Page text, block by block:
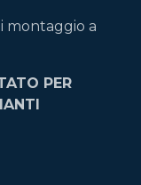
montaggio a
PER